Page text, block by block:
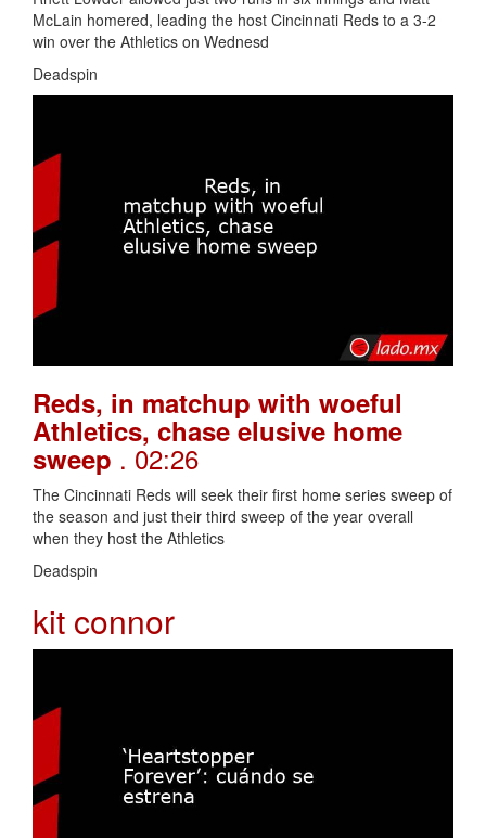
McLain homered, leading the host Cincinnati Reds to a 3-2
win over the Athletics on Wednesd
Deadspin
Reds, in matchup with woeful
Athletics, chase elusive home
sweep . 02:26
The Cincinnati Reds will seek their first home series sweep of
the season and just their third sweep of the year overall
when they host the Athletics
Deadspin
kit connor